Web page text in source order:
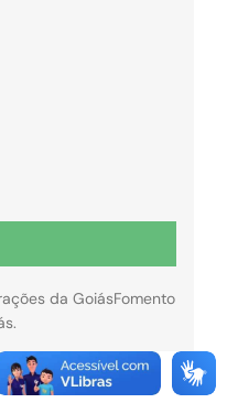
da GoiásFomento